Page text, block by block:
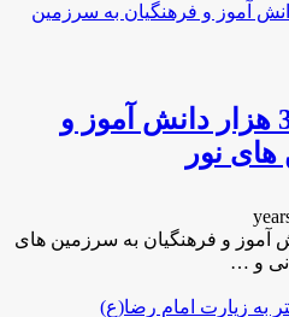
اعزام یک میلیون و 37 هزار دانش آموز و
نور
و 37 هزار دانش آموز و فرهنگیان به سرزمین های
و …